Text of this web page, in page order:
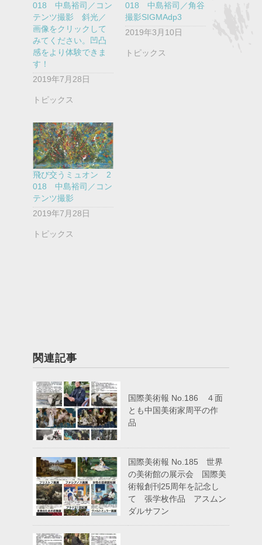
018 中島裕司／コン
テンツ撮影 斜光／
画像をクリックして
みてください。凹凸
感をより体験できま
す！
2019年7月28日
トピックス
018 中島裕司／角谷
撮影SIGMAdp3
2019年3月10日
トピックス
飛び交うミュオン 2
018 中島裕司／コン
テンツ撮影
2019年7月28日
トピックス
関連記事
国際美術報 No.186 ４面
とも中国美術家周平の作
品
国際美術報 No.185 世界
の美術館の展示会 国際美
術報創刊25周年を記念し
て 張学枚作品 アスムン
ダルサフン